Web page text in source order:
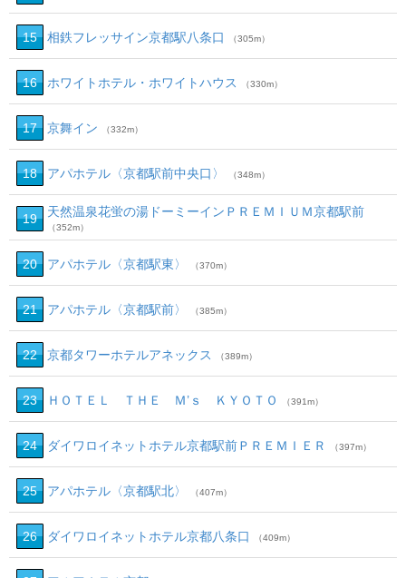
15 相鉄フレッサイン京都駅八条口 （305m）
16 ホワイトホテル・ホワイトハウス （330m）
17 京舞イン （332m）
18 アパホテル〈京都駅前中央口〉 （348m）
19 天然温泉花蛍の湯ドーミーインＰＲＥＭＩＵＭ京都駅前
（352m）
20 アパホテル〈京都駅東〉 （370m）
21 アパホテル〈京都駅前〉 （385m）
22 京都タワーホテルアネックス （389m）
23 ＨＯＴＥＬ ＴＨＥ Ｍ’ｓ ＫＹＯＴＯ （391m）
24 ダイワロイネットホテル京都駅前ＰＲＥＭＩＥＲ （397m）
25 アパホテル〈京都駅北〉 （407m）
26 ダイワロイネットホテル京都八条口 （409m）